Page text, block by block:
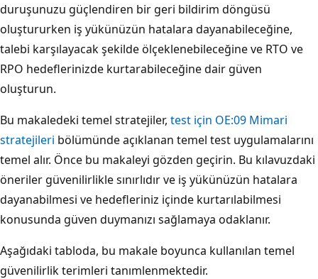
duruşunuzu güçlendiren bir geri bildirim döngüsü
oluştururken iş yükünüzün hatalara dayanabileceğine,
talebi karşılayacak şekilde ölçeklenebileceğine ve RTO ve
RPO hedeflerinizde kurtarabileceğine dair güven
oluşturun.
Bu makaledeki temel stratejiler, test için OE:09 Mimari
stratejileri bölümünde açıklanan temel test uygulamalarını
temel alır. Önce bu makaleyi gözden geçirin. Bu kılavuzdaki
öneriler güvenilirlikle sınırlıdır ve iş yükünüzün hatalara
dayanabilmesi ve hedefleriniz içinde kurtarılabilmesi
konusunda güven duymanızı sağlamaya odaklanır.
Aşağıdaki tabloda, bu makale boyunca kullanılan temel
güvenilirlik terimleri tanımlenmektedir.